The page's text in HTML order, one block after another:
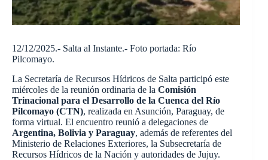
12/12/2025.- Salta al Instante.- Foto portada: Río
Pilcomayo.
La Secretaría de Recursos Hídricos de Salta participó este
miércoles de la reunión ordinaria de la Comisión
Trinacional para el Desarrollo de la Cuenca del Río
Pilcomayo (CTN), realizada en Asunción, Paraguay, de
forma virtual. El encuentro reunió a delegaciones de
Argentina, Bolivia y Paraguay, además de referentes del
Ministerio de Relaciones Exteriores, la Subsecretaría de
Recursos Hídricos de la Nación y autoridades de Jujuy.